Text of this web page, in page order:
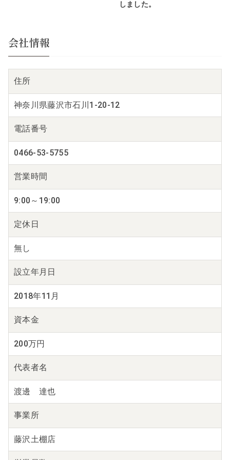
しました。
会社情報
住所
神奈川県藤沢市石川1-20-12
電話番号
0466-53-5755
営業時間
9:00～19:00
定休日
無し
設立年月日
2018年11月
資本金
200万円
代表者名
渡邊 達也
事業所
藤沢土棚店